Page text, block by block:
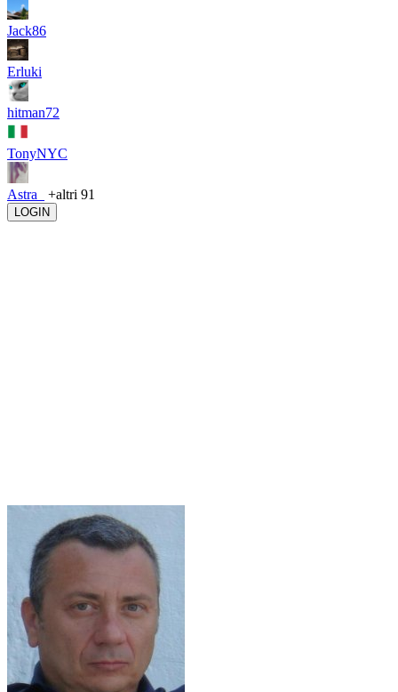
Jack86
Erluki
hitman72
TonyNYC
Astra_ +altri 91
LOGIN